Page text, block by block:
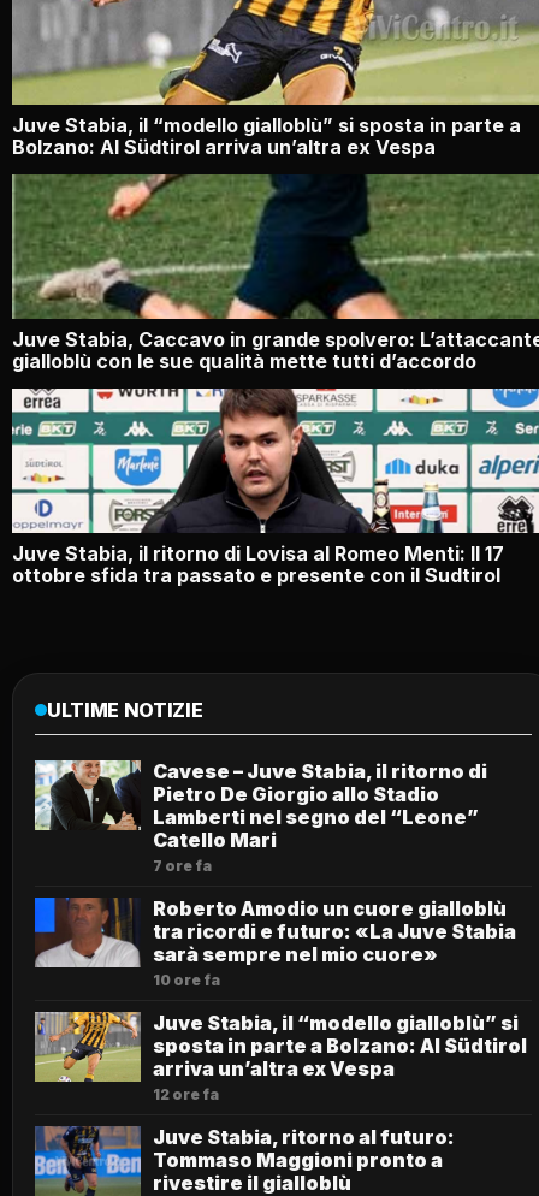
Juve Stabia, il “modello gialloblù” si sposta in parte a
Bolzano: Al Südtirol arriva un’altra ex Vespa
Juve Stabia, Caccavo in grande spolvero:
gialloblù con le sue qualità mette tutti d’accordo
Juve Stabia, il ritorno di Lovisa al Romeo Menti: Il 17
ottobre sfida tra passato e presente con il Sudtirol
ULTIME NOTIZIE
Cavese – Juve Stabia, il ritorno di
Pietro De Giorgio allo Stadio
Lamberti nel segno del “Leone”
Catello Mari
7 ore fa
Roberto Amodio un cuore gialloblù
tra ricordi e futuro: «La Juve Stabia
sarà sempre nel mio cuore»
10 ore fa
Juve Stabia, il “modello gialloblù” si
sposta in parte a Bolzano: Al Südtirol
arriva un’altra ex Vespa
12 ore fa
Juve Stabia, ritorno al futuro:
Tommaso Maggioni pronto a
rivestire il gialloblù